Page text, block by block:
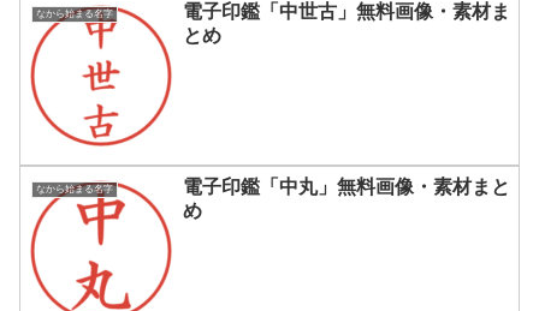
なから始まる名字
電子印鑑「中世古」無料画像・素材ま
とめ
なから始まる名字
電子印鑑「中丸」無料画像・素材まと
め